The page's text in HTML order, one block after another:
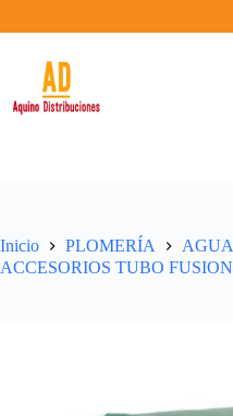
Inicio PLOMERÍA
AGUA
ACCESORIOS TUBO FUSION